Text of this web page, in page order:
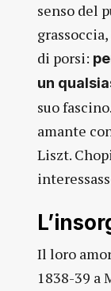
senso del
di porsi:
un
suo
amante
Liszt.
Il loro
1838-39 a